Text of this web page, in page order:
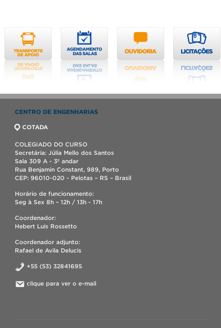
CENTRO DE ENGENHARIAS
COTADA
COLEGIADO DO CURSO
Secretária: Júlia Mello dos Santos
Sala 309 A - 3º andar
Rua Benjamin Constant, 989, Porto
CEP: 96010-020 - Pelotas – RS – Brasil
Horário de funcionamento:
Seg à Sex 8h – 12h / 13h - 17h
Coordenador:
Hebert Luis Rossetto
Coordenador adjunto:
Rafael de Avila Delucis
+55 (53) 32841695
clique para ver o e-mail